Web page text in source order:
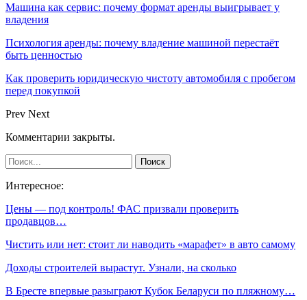
Машина как сервис: почему формат аренды выигрывает у
владения
Психология аренды: почему владение машиной перестаёт
быть ценностью
Как проверить юридическую чистоту автомобиля с пробегом
перед покупкой
Prev Next
Комментарии закрыты.
Интересное:
Цены — под контроль! ФАС призвали проверить
продавцов…
Чистить или нет: стоит ли наводить «марафет» в авто самому
Доходы строителей вырастут. Узнали, на сколько
В Бресте впервые разыграют Кубок Беларуси по пляжному…